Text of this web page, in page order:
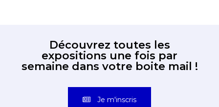
Découvrez toutes les
expositions une fois par
semaine dans votre boite mail !
Je m'inscris